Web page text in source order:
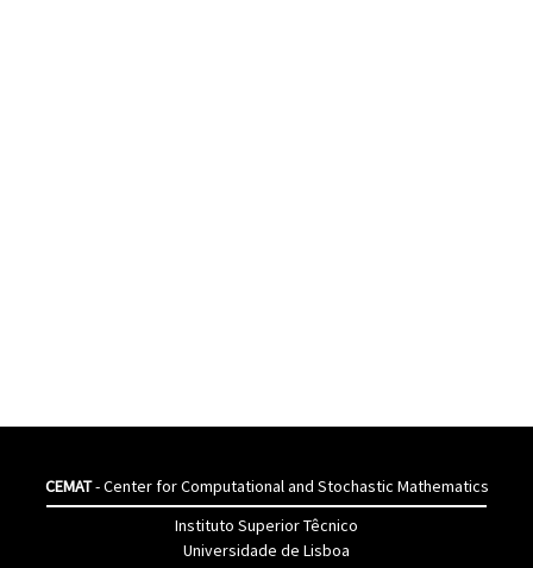
CEMAT- Center for Computational and Stochastic Mathematics
Instituto Superior Têcnico
Universidade de Lisboa